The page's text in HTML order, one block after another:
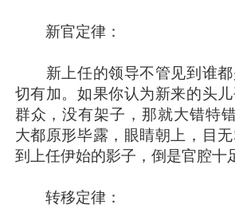
新官定律：
新上任的领导不管见到谁都
切有加。如果你认为新来的头
群众，没有架子，那就大错特
大都原形毕露，眼睛朝上，目
到上任伊始的影子，倒是官腔十
转移定律：